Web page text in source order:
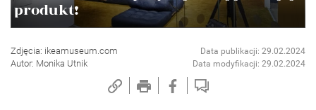
produkt!
Zdjęcia: ikeamuseum.com
Autor: Monika Utnik
Data publikacji: 29.02.2024
Data modyfikacji: 29.02.2024